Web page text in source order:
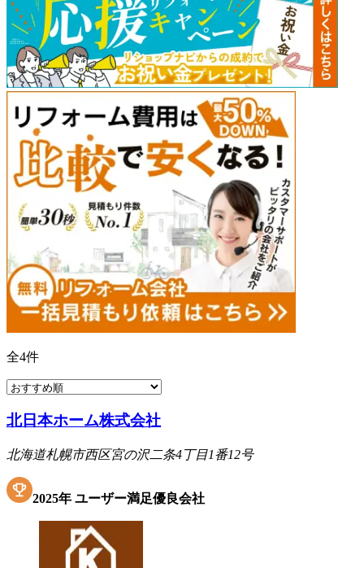
全4件
北日本ホーム株式会社
北海道札幌市西区宮の沢二条4丁目1番12号
2025年 ユーザー満足優良会社